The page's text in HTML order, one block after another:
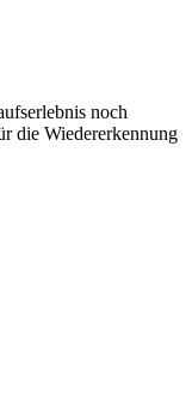
noch
die Wiedererkennung